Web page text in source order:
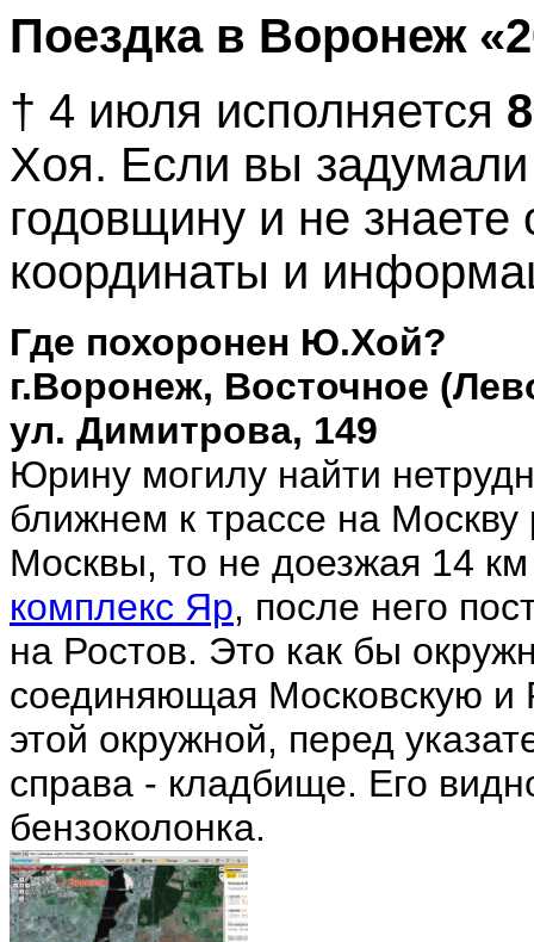
Поездка в Воронеж
† 4 июля исполняется
Хоя. Если вы
годовщину и не знаете
координаты и
Где похоронен Ю.Хой?
г.Воронеж, Восточное
ул. Димитрова, 149
Юрину могилу найти
ближнем к трассе на
Москвы, то не доезжая 14
комплекс Яр, после него
на Ростов. Это как бы
соединяющая Московскую и
этой окружной, перед
справа - кладбище. Его
бензоколонка.